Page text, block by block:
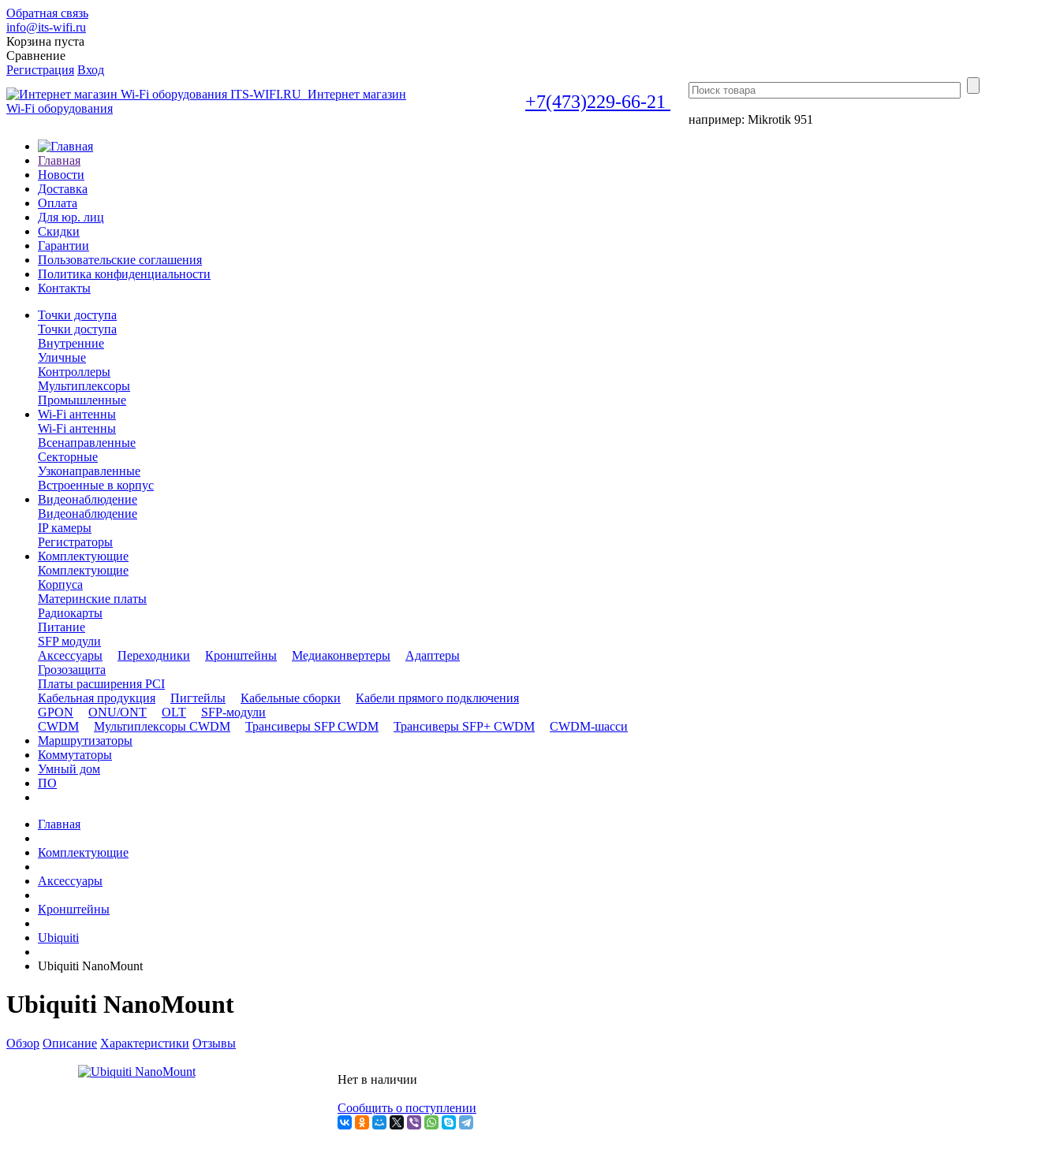
Обратная связь
info@its-wifi.ru
Корзина пуста
Сравнение
Регистрация Вход
Интернет магазин
Wi-Fi оборудования
+7(473)229-66-21
например: Mikrotik 951
Главная
Новости
Доставка
Оплата
Для юр. лиц
Скидки
Гарантии
Пользовательские соглашения
Политика конфиденциальности
Контакты
Точки доступа
Точки доступа
Внутренние
Уличные
Контроллеры
Мультиплексоры
Промышленные
Wi-Fi антенны
Wi-Fi антенны
Всенаправленные
Секторные
Узконаправленные
Встроенные в корпус
Видеонаблюдение
Видеонаблюдение
IP камеры
Регистраторы
Комплектующие
Комплектующие
Корпуса
Материнские платы
Радиокарты
Питание
SFP модули
Аксессуары
Переходники Кронштейны Медиаконвертеры
Адаптеры
Грозозащита
Платы расширения PCI
Кабельная продукция
Пигтейлы Кабельные сборки
Кабели прямого подключения
GPON
ONU/ONT OLT
SFP-модули
CWDM
Мультиплексоры CWDM Трансиверы SFP CWDM Трансиверы SFP+ CWDM
CWDM-шасси
Маршрутизаторы
Коммутаторы
Умный дом
ПО
Главная
Комплектующие
Аксессуары
Кронштейны
Ubiquiti
Ubiquiti NanoMount
Ubiquiti NanoMount
Обзор Описание Характеристики Отзывы
Нет в наличии
Сообщить о поступлении